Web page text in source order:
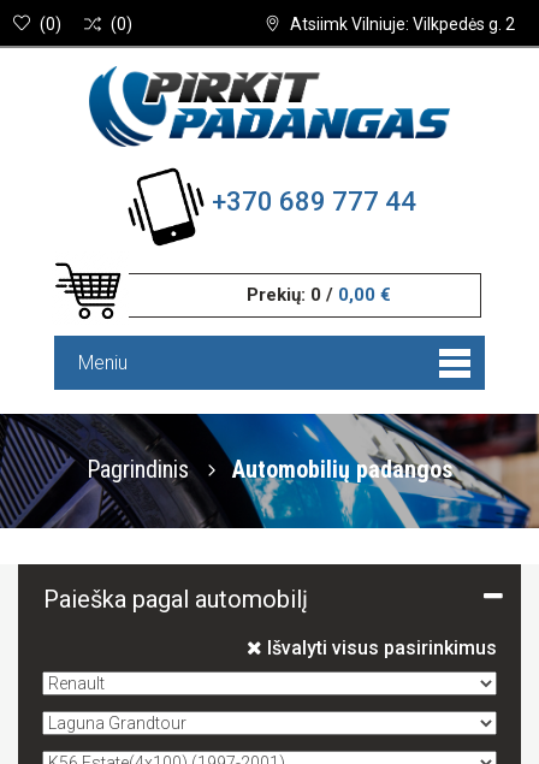
Atsiimk Vilniuje: Vilkpedės g. 2
(0) (0)
+370 689 777 44
Prekių: 0 / 0,00 €
Meniu
Pagrindinis Automobilių padangos
Paieška pagal automobilį
Išvalyti visus pasirinkimus